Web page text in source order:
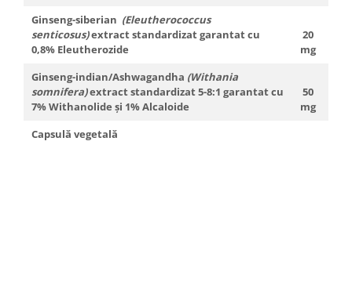
Stres oxidativ
Surmenaj școlar
Tensiunea arteriala
Tuse mixtă
Tuse seacă
Ginseng-siberian (Eleutherococcus
senticosus)extract standardizat garantat cu
0,8% Eleutherozide
20
mg
Ginseng-indian/Ashwagandha (Withania
somnifera)extract standardizat 5-8:1 garantat cu
7% Withanolide și 1% Alcaloide
50
mg
Capsulă vegetală